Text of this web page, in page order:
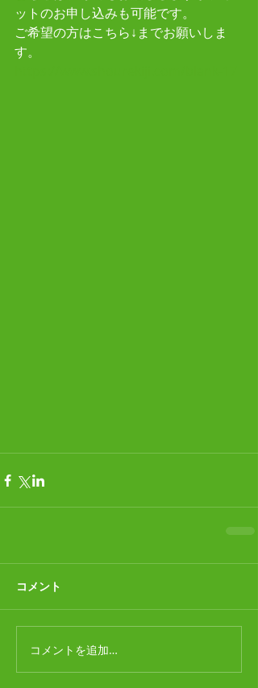
ットのお申し込みも可能です。
ご希望の方はこちら↓までお願いしま
す。
コメント
コメントを追加…